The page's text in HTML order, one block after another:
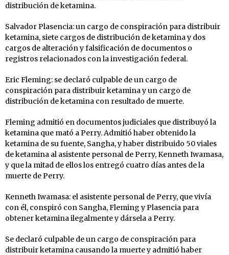
distribución de ketamina.
Salvador Plasencia: un cargo de conspiración para distribuir
ketamina, siete cargos de distribución de ketamina y dos
cargos de alteración y falsificación de documentos o
registros relacionados con la investigación federal.
Eric Fleming: se declaró culpable de un cargo de
conspiración para distribuir ketamina y un cargo de
distribución de ketamina con resultado de muerte.
Fleming admitió en documentos judiciales que distribuyó la
ketamina que mató a Perry. Admitió haber obtenido la
ketamina de su fuente, Sangha, y haber distribuido 50 viales
de ketamina al asistente personal de Perry, Kenneth Iwamasa,
y que la mitad de ellos los entregó cuatro días antes de la
muerte de Perry.
Kenneth Iwamasa: el asistente personal de Perry, que vivía
con él, conspiró con Sangha, Fleming y Plasencia para
obtener ketamina ilegalmente y dársela a Perry.
Se declaró culpable de un cargo de conspiración para
distribuir ketamina causando la muerte y admitió haber